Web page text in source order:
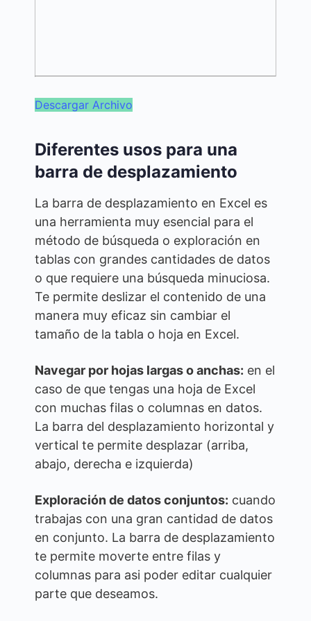
Descargar Archivo
Diferentes usos para una
barra de desplazamiento
La barra de desplazamiento en Excel es
una herramienta muy esencial para el
método de búsqueda o exploración en
tablas con grandes cantidades de datos
o que requiere una búsqueda minuciosa.
Te permite deslizar el contenido de una
manera muy eficaz sin cambiar el
tamaño de la tabla o hoja en Excel.
Navegar por hojas largas o anchas: en el
caso de que tengas una hoja de Excel
con muchas filas o columnas en datos.
La barra del desplazamiento horizontal y
vertical te permite desplazar (arriba,
abajo, derecha e izquierda)
Exploración de datos conjuntos: cuando
trabajas con una gran cantidad de datos
en conjunto. La barra de desplazamiento
te permite moverte entre filas y
columnas para asi poder editar cualquier
parte que deseamos.